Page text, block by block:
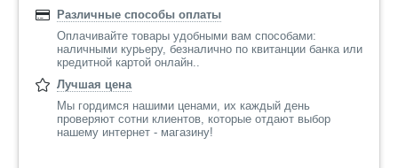
Различные способы оплаты
Оплачивайте товары удобными вам способами:
наличными курьеру, безналично по квитанции банка или
кредитной картой онлайн..
Лучшая цена
Мы гордимся нашими ценами, их каждый день
проверяют сотни клиентов, которые отдают выбор
нашему интернет - магазину!